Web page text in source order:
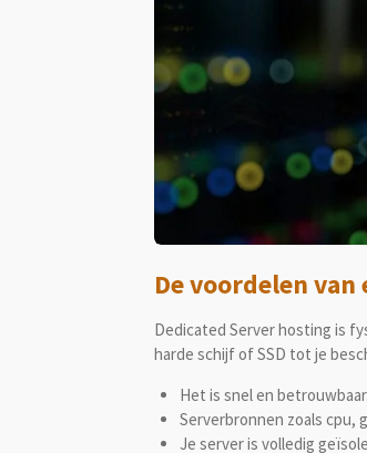
De voordelen van
Dedicated Server hosting is
harde schijf of SSD tot je
Het is snel en betrouwbaar.
Serverbronnen zoals cpu,
Je server is volledig